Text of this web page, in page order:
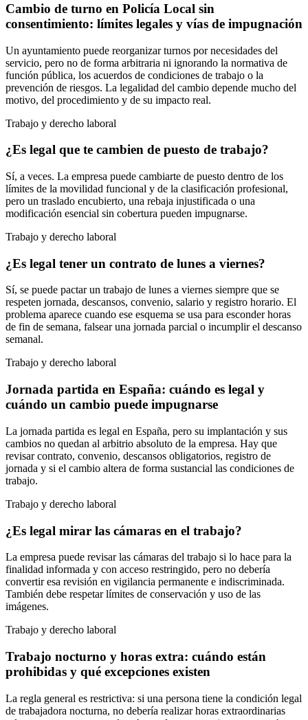
Cambio de turno en Policía Local sin
consentimiento: límites legales y vías de impugnación
Un ayuntamiento puede reorganizar turnos por necesidades del
servicio, pero no de forma arbitraria ni ignorando la normativa de
función pública, los acuerdos de condiciones de trabajo o la
prevención de riesgos. La legalidad del cambio depende mucho del
motivo, del procedimiento y de su impacto real.
Trabajo y derecho laboral
¿Es legal que te cambien de puesto de trabajo?
Sí, a veces. La empresa puede cambiarte de puesto dentro de los
límites de la movilidad funcional y de la clasificación profesional,
pero un traslado encubierto, una rebaja injustificada o una
modificación esencial sin cobertura pueden impugnarse.
Trabajo y derecho laboral
¿Es legal tener un contrato de lunes a viernes?
Sí, se puede pactar un trabajo de lunes a viernes siempre que se
respeten jornada, descansos, convenio, salario y registro horario. El
problema aparece cuando ese esquema se usa para esconder horas
de fin de semana, falsear una jornada parcial o incumplir el descanso
semanal.
Trabajo y derecho laboral
Jornada partida en España: cuándo es legal y
cuándo un cambio puede impugnarse
La jornada partida es legal en España, pero su implantación y sus
cambios no quedan al arbitrio absoluto de la empresa. Hay que
revisar contrato, convenio, descansos obligatorios, registro de
jornada y si el cambio altera de forma sustancial las condiciones de
trabajo.
Trabajo y derecho laboral
¿Es legal mirar las cámaras en el trabajo?
La empresa puede revisar las cámaras del trabajo si lo hace para la
finalidad informada y con acceso restringido, pero no debería
convertir esa revisión en vigilancia permanente e indiscriminada.
También debe respetar límites de conservación y uso de las
imágenes.
Trabajo y derecho laboral
Trabajo nocturno y horas extra: cuándo están
prohibidas y qué excepciones existen
La regla general es restrictiva: si una persona tiene la condición legal
de trabajadora nocturna, no debería realizar horas extraordinarias